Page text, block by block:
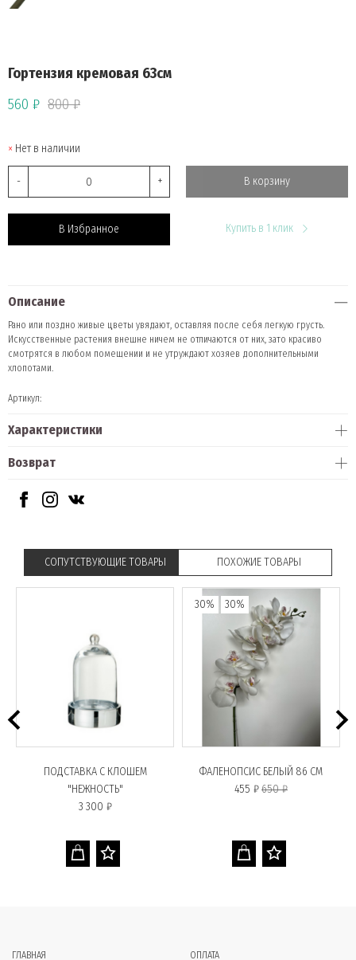
Гортензия кремовая 63cм
560 ₽ 800 ₽
Нет в наличии
- + В корзину
В Избранное Купить в 1 клик
Описание
Рано или поздно живые цветы увядают, оставляя после себя легкую грусть.
Искусственные растения внешне ничем не отличаются от них, зато красиво
смотрятся в любом помещении и не утруждают хозяев дополнительными
хлопотами.
Артикул:
Характеристики
Возврат
СОПУТСТВУЮЩИЕ ТОВАРЫ ПОХОЖИЕ ТОВАРЫ
ПОДСТАВКА С КЛОШЕМ
"НЕЖНОСТЬ"
3 300 ₽
30% 30%
ФАЛЕНОПСИС БЕЛЫЙ 86 СМ
455 ₽650 ₽
ГЛАВНАЯ ОПЛАТА